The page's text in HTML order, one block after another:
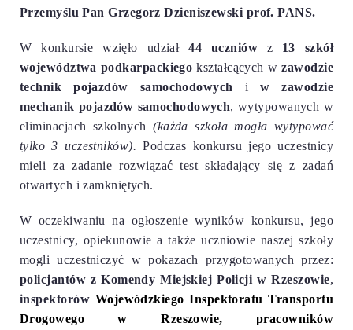
Przemyślu Pan Grzegorz Dzieniszewski prof. PANS.
W konkursie wzięło udział44 uczniówz 13 szkół
województwa podkarpackiego kształcących wzawodzie
technik pojazdów samochodowych i w zawodzie
mechanik pojazdów samochodowych, wytypowanych w
eliminacjach szkolnych(każda szkoła mogła wytypować
tylko 3 uczestników).Podczas konkursu jego uczestnicy
mieli za zadanie rozwiązać test składający się z zadań
otwartych i zamkniętych.
W oczekiwaniu na ogłoszenie wyników konkursu, jego
uczestnicy, opiekunowie a także uczniowie naszej szkoły
mogli uczestniczyć w pokazach przygotowanych przez:
policjantów z Komendy Miejskiej Policji w Rzeszowie,
inspektorów Wojewódzkiego Inspektoratu Transportu
Drogowego w Rzeszowie, pracowników